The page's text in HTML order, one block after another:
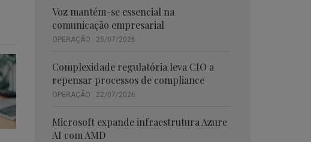
Voz mantém-se essencial na
comunicação empresarial
OPERAÇÃO . 25/07/2026
Complexidade regulatória leva CIO a
repensar processos de compliance
OPERAÇÃO . 22/07/2026
Microsoft expande infraestrutura Azure
AI com AMD